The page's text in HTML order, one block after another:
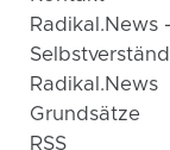
Radikal.news
Radikal.news
Grundsätze
RSS